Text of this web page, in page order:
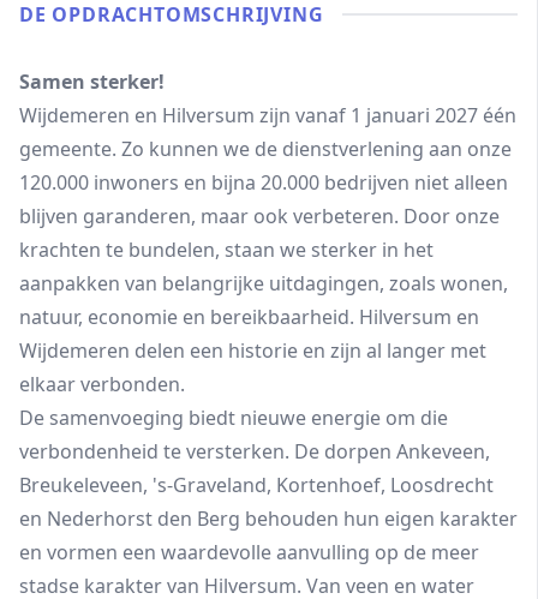
DE OPDRACHT­OMSCHRIJVING
Samen sterker!
Wijdemeren en Hilversum zijn vanaf 1 januari 2027 één
gemeente. Zo kunnen we de dienstverlening aan onze
120.000 inwoners en bijna 20.000 bedrijven niet alleen
blijven garanderen, maar ook verbeteren. Door onze
krachten te bundelen, staan we sterker in het
aanpakken van belangrijke uitdagingen, zoals wonen,
natuur, economie en bereikbaarheid. Hilversum en
Wijdemeren delen een historie en zijn al langer met
elkaar verbonden.
De samenvoeging biedt nieuwe energie om die
verbondenheid te versterken. De dorpen Ankeveen,
Breukeleveen, 's-Graveland, Kortenhoef, Loosdrecht
en Nederhorst den Berg behouden hun eigen karakter
en vormen een waardevolle aanvulling op de meer
stadse karakter van Hilversum. Van veen en water